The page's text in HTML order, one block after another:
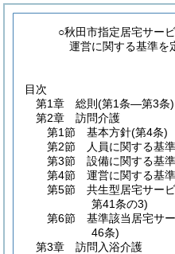
○秋田市指定居宅サー
運営に関する基準を
目次
第1章
総則 (第1条―第3条)
第2章
訪問介護
第1節
基本方針(第4条)
第2節
人員に関する基準
第3節
設備に関する基準
第4節
運営に関する基準
第5節
共生型居宅サー
第41条の3)
第6節
基準該当居宅サ
46条)
第3章
訪問入浴介護